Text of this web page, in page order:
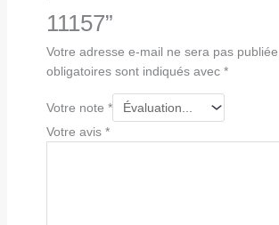
11157”
Votre adresse e-mail ne sera pas publiée.
obligatoires sont indiqués avec *
Votre note *
Votre avis *